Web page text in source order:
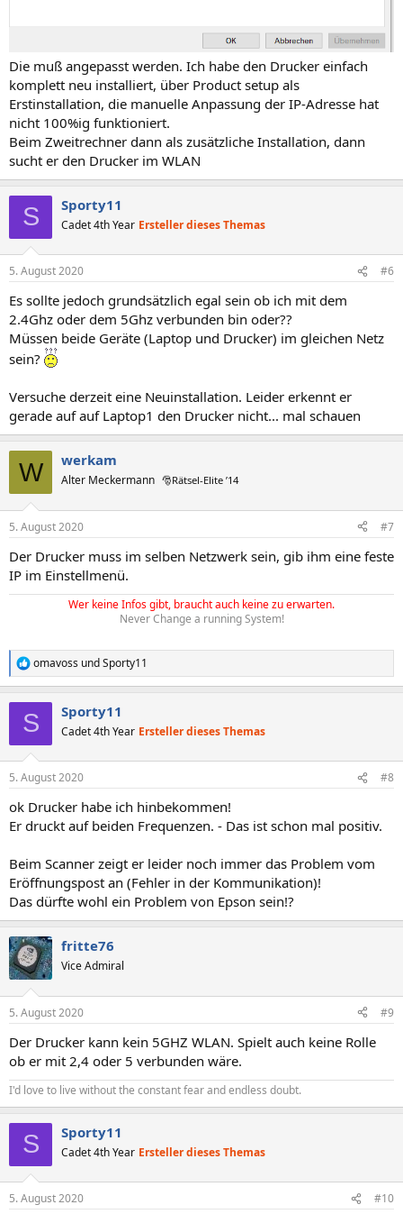
Die muß angepasst werden. Ich habe den Drucker einfach
komplett neu installiert, über Product setup als
Erstinstallation, die manuelle Anpassung der IP-Adresse hat
nicht 100%ig funktioniert.
Beim Zweitrechner dann als zusätzliche Installation, dann
sucht er den Drucker im WLAN
S Sporty11
Cadet 4th Year Ersteller dieses Themas
5. August 2020 #6
Es sollte jedoch grundsätzlich egal sein ob ich mit dem
2.4Ghz oder dem 5Ghz verbunden bin oder??
Müssen beide Geräte (Laptop und Drucker) im gleichen Netz
sein?
Versuche derzeit eine Neuinstallation. Leider erkennt er
gerade auf auf Laptop1 den Drucker nicht... mal schauen
W werkam
Alter Meckermann 🎅Rätsel-Elite ’14
5. August 2020 #7
Der Drucker muss im selben Netzwerk sein, gib ihm eine feste
IP im Einstellmenü.
Wer keine Infos gibt, braucht auch keine zu erwarten.
Never Change a running System!
R
e
e
:
omavoss undSporty11
S Sporty11
Cadet 4th Year Ersteller dieses Themas
5. August 2020 #8
ok Drucker habe ich hinbekommen!
Er druckt auf beiden Frequenzen. - Das ist schon mal positiv.
Beim Scanner zeigt er leider noch immer das Problem vom
Eröffnungspost an (Fehler in der Kommunikation)!
Das dürfte wohl ein Problem von Epson sein!?
fritte76
Vice Admiral
5. August 2020 #9
Der Drucker kann kein 5GHZ WLAN. Spielt auch keine Rolle
ob er mit 2,4 oder 5 verbunden wäre.
I'd love to live without the constant fear and endless doubt.
S Sporty11
Cadet 4th Year Ersteller dieses Themas
5. August 2020 #10